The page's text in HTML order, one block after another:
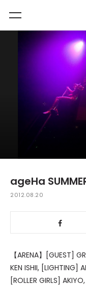
ageHa
2012.08.20
【ARENA】[GUEST]
KEN ISHII, [LIGHTING]
[ROLLER GIRLS]